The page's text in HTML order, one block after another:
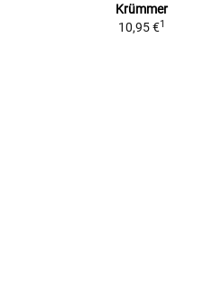
Krümmer
10,95 €1